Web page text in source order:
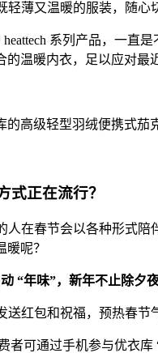
轻薄又温暖的服装，随心
heattech 系列产品，一直
的温暖内衣，足以应对最
的高级轻型羽绒便携式茄
式正在流行？
人在春节会以各种形式
暖呢？
“年味”，新年不止除夕
送红包和祝福，预热春节
者可通过手机参与优衣